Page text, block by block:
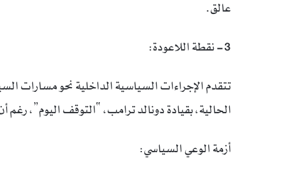
عالق.
3- نقطة اللاعودة:
تتقدم الإجراءات السياسية الداخلية نحو مسارات
الحالية، بقيادة دونالد ترامب، “التوقف اليوم”،
أزمة الوعي السياسي: